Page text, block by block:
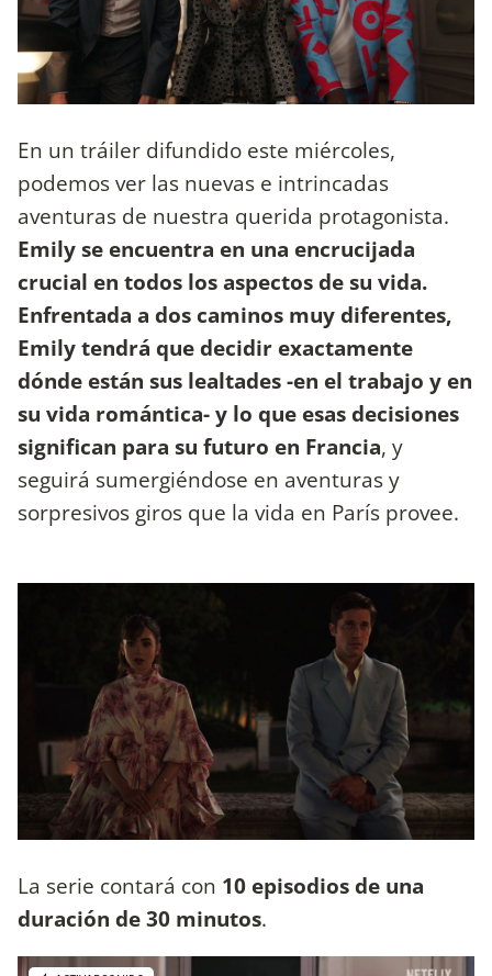
En un tráiler difundido este miércoles,
podemos ver las nuevas e intrincadas
aventuras de nuestra querida protagonista.
Emily se encuentra en una encrucijada
crucial en todos los aspectos de su vida.
Enfrentada a dos caminos muy diferentes,
Emily tendrá que decidir exactamente
dónde están sus lealtades -en el trabajo y en
su vida romántica- y lo que esas decisiones
significan para su futuro en Francia, y
seguirá sumergiéndose en aventuras y
sorpresivos giros que la vida en París provee.
La serie contará con 10 episodios de una
duración de 30 minutos.